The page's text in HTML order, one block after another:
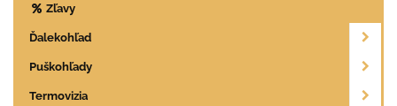
Zľavy
Ďalekohľad
Puškohľady
Termovizia